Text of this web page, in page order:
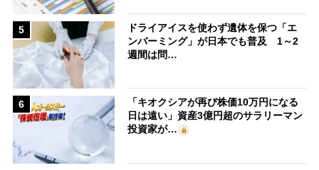
5
ドライアイスを使わず遺体を保つ「エ
ンバーミング」が日本でも普及 1～2
週間は問…
6
「キオクシアが再び株価10万円になる
日は遠い」資産3億円超のサラリーマン
投資家が…